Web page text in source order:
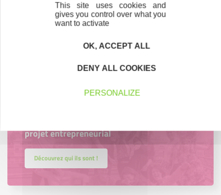
Créateurs, repreneurs, vos interlocuteurs en
projet entrepreneurial
Découvrez qui ils sont !
This site uses cookies and
gives you control over what you
want to activate
OK, ACCEPT ALL
DENY ALL COOKIES
PERSONALIZE